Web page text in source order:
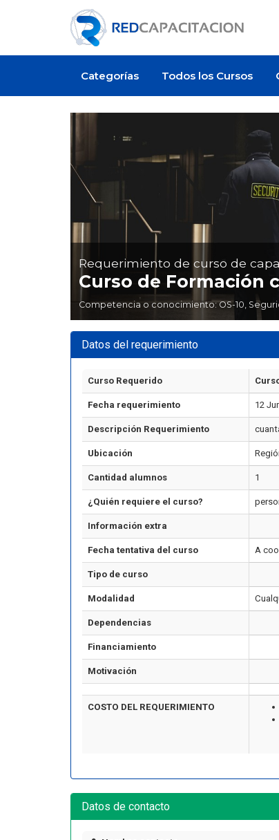
Categorías Todos los Cursos
Requerimiento de curso de
Curso de Formación
Competencia o conocimiento: OS-10,
Datos del requerimiento
Curso Requerido
Fecha requerimiento 12
Descripción Requerimiento
Ubicación
Cantidad alumnos 1
¿Quién requiere el curso?
Información extra
Fecha tentativa del curso A
Tipo de curso
Modalidad
Dependencias
Financiamiento
Motivación
COSTO DEL REQUERIMIENTO
Datos de contacto